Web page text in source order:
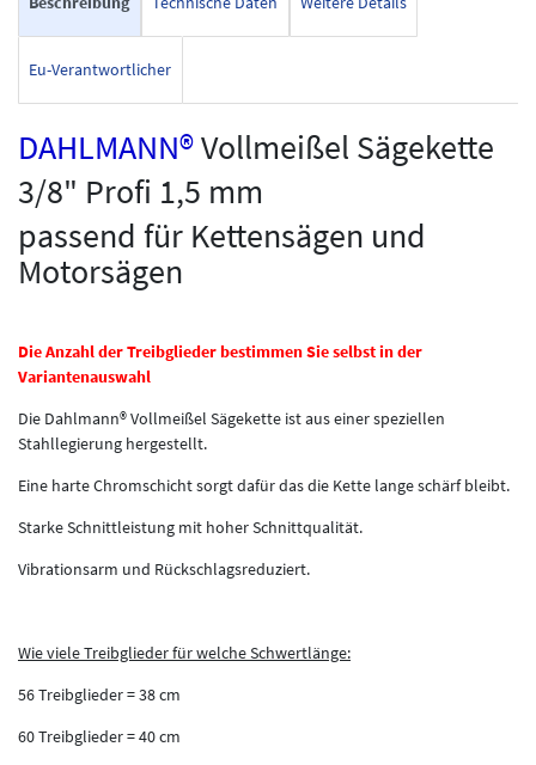
Eu-Verantwortlicher
DAHLMANN®Vollmeißel Sägekette
3/8" Profi 1,5 mm
passend für Kettensägen und
Motorsägen
Die Anzahl der Treibglieder bestimmen Sie selbst in der
Variantenauswahl
Die Dahlmann® Vollmeißel Sägekette ist aus einer speziellen
Stahllegierung hergestellt.
Eine harte Chromschicht sorgt dafür das die Kette lange schärf bleibt.
Starke Schnittleistung mit hoher Schnittqualität.
Vibrationsarm und Rückschlagsreduziert.
Wie viele Treibglieder für welche Schwertlänge:
56 Treibglieder = 38 cm
60 Treibglieder = 40 cm